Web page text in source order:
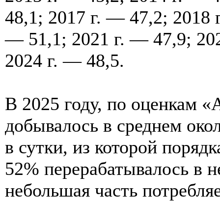
48,1; 2017 г. — 47,2; 2018
— 51,1; 2021 г. — 47,9;
2024 г. — 48,5.
В 2025 году, по оценкам
добывалось в среднем
в сутки, из которой
52% перерабатывалось в
небольшая часть